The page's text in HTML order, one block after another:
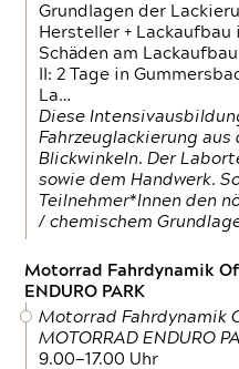
Grundlagen der
Hersteller + Lackaufbau
Schäden am
II: 2 Tage in
La…
Diese
Fahrzeuglackierung
Blickwinkeln. Der
sowie dem Handwerk.
Teilnehmer*Innen den
/ chemischem
Motorrad Fahrdynamik
ENDURO PARK
Motorrad Fahrdynamik
MOTORRAD ENDURO
9.00—17.00 Uhr